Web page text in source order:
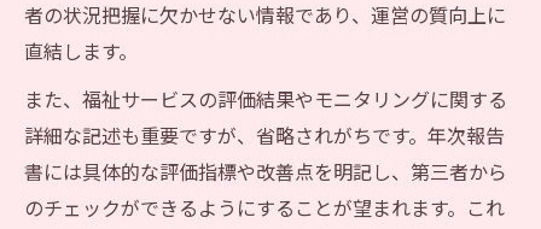
者の状況把握に欠かせない情報であり、運営の質向上に
直結します。
また、福祉サービスの評価結果やモニタリングに関する
詳細な記述も重要ですが、省略されがちです。年次報告
書には具体的な評価指標や改善点を明記し、第三者から
のチェックができるようにすることが望まれます。これ